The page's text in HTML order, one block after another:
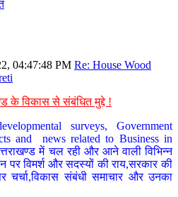
04:47:48 PM Re: House Wood
के विकास से संबंधित मुद्दे !
surveys, Government
and news related to Business in
में चल रही और आने वाली विभिन्न
पर विमर्श और सदस्यों की राय,सरकार की
चर्चा,विकास संबंधी समाचार और उनका